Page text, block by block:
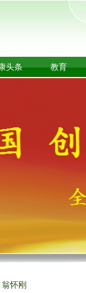
头条 教育
翁怀刚